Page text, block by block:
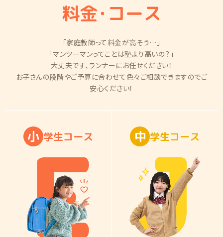
料金・コース
「家庭教師って料金が高そう…」
「マンツーマンってことは塾より高いの？」
大丈夫です、ランナーにお任せください！
お子さんの段階やご予算に合わせて色々ご相談できますのでご
安心ください！
小 学生コース 中 学生コース